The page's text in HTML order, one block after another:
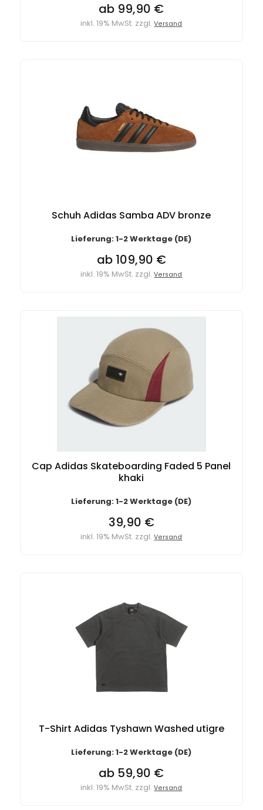
ab 99,90 €
inkl. 19% MwSt. zzgl.Versand
Schuh Adidas Samba ADV bronze
Lieferung: 1-2 Werktage (DE)
ab 109,90 €
inkl. 19% MwSt. zzgl.Versand
Cap Adidas Skateboarding Faded 5 Panel
khaki
Lieferung: 1-2 Werktage (DE)
39,90 €
inkl. 19% MwSt. zzgl.Versand
T-Shirt Adidas Tyshawn Washed utigre
Lieferung: 1-2 Werktage (DE)
ab 59,90 €
inkl. 19% MwSt. zzgl.Versand